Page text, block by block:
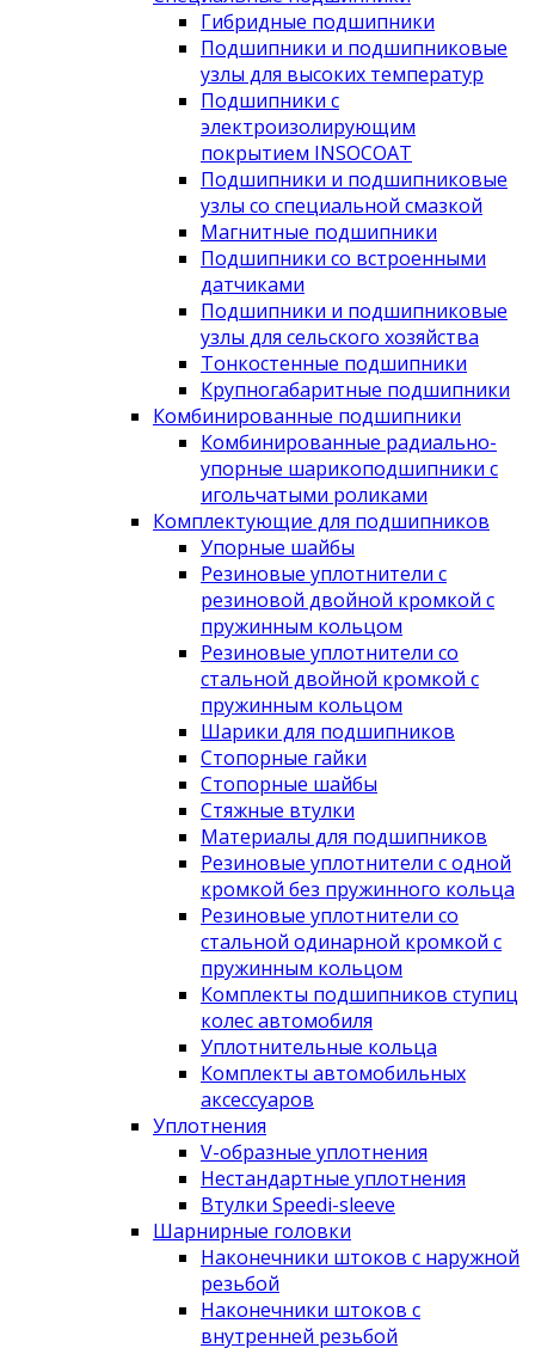
Гибридные подшипники
Подшипники и подшипниковые
узлы для высоких температур
Подшипники с
электроизолирующим
покрытием INSOCOAT
Подшипники и подшипниковые
узлы со специальной смазкой
Магнитные подшипники
Подшипники со встроенными
датчиками
Подшипники и подшипниковые
узлы для сельского хозяйства
Тонкостенные подшипники
Крупногабаритные подшипники
Комбинированные подшипники
Комбинированные радиально-
упорные шарикоподшипники с
игольчатыми роликами
Комплектующие для подшипников
Упорные шайбы
Резиновые уплотнители с
резиновой двойной кромкой с
пружинным кольцом
Резиновые уплотнители со
стальной двойной кромкой с
пружинным кольцом
Шарики для подшипников
Стопорные гайки
Стопорные шайбы
Стяжные втулки
Материалы для подшипников
Резиновые уплотнители с одной
кромкой без пружинного кольца
Резиновые уплотнители со
стальной одинарной кромкой с
пружинным кольцом
Комплекты подшипников ступиц
колес автомобиля
Уплотнительные кольца
Комплекты автомобильных
аксессуаров
Уплотнения
V-образные уплотнения
Нестандартные уплотнения
Втулки Speedi-sleeve
Шарнирные головки
Наконечники штоков с наружной
резьбой
Наконечники штоков с
внутренней резьбой